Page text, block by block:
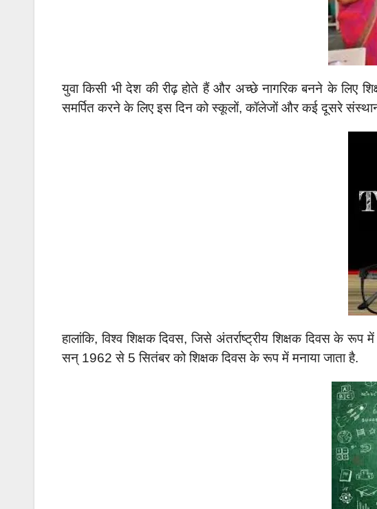
युवा किसी भी देश की रीढ़ होते हैं और अच्छे नागरिक बनने के लिए
समर्पित करने के लिए इस दिन को स्कूलों, कॉलेजों और कई दूसरे
हालांकि, विश्व शिक्षक दिवस, जिसे अंतर्राष्ट्रीय शिक्षक दिवस के
सन् 1962 से 5 सितंबर को शिक्षक दिवस के रूप में मनाया जाता है.